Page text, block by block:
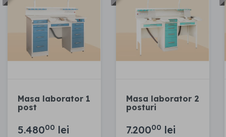
Masa laborator 1
post
5.48000 lei
Masa laborator 2
posturi
7.20000 lei